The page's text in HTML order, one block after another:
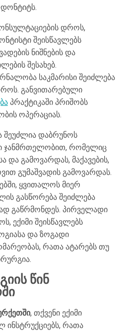
დროს,
შეისწავლებს
ნიშნების და
შესახებ.
საკმარისი შეიძლება
განვითარებული
პრაქტიკაში პრიშობს
ოპერაციას.
შეუძლია დაბრუნოს
ჯანმრთელობით, რომელიც
გამოვარდას, მაქავების,
გუმაშვადის გამოვარდას.
ყვითალოს მიერ
გასწორება შეიძლება
გაწრმონდეს. პირველადი
ექიმი შეისწავლებს
და ზოგადი
რათა ატარებს თუ
წინ
, თქვენი ექიმი
ინსტრუქციებს, რათა